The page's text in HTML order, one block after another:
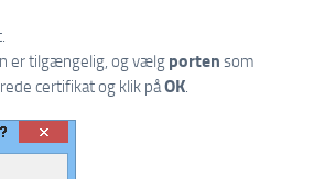
er tilgængelig, og vælg porten som
certifikat og klik påOK